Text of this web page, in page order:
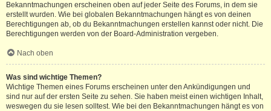
Bekanntmachungen erscheinen oben auf jeder Seite des Forums, in dem sie
erstellt wurden. Wie bei globalen Bekanntmachungen hängt es von deinen
Berechtigungen ab, ob du Bekanntmachungen erstellen kannst oder nicht. Die
Berechtigungen werden von der Board-Administration vergeben.
Nach oben
Was sind wichtige Themen?
Wichtige Themen eines Forums erscheinen unter den Ankündigungen und
sind nur auf der ersten Seite zu sehen. Sie haben meist einen wichtigen Inhalt,
weswegen du sie lesen solltest. Wie bei den Bekanntmachungen hängt es von